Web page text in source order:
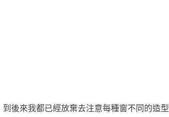
後來我都已經放棄去注意每種窗不同的造型